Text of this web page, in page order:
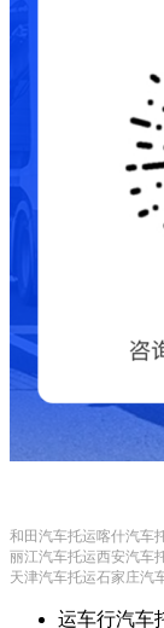
和田汽车托运喀什汽车
丽江汽车托运西安汽车
天津汽车托运石家庄汽
运车行汽车